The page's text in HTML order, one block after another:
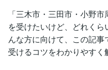
「三木市・三田市・小野
を受けたいけど、どれく
んな方に向けて、この記事
受けるコツをわかりやすく